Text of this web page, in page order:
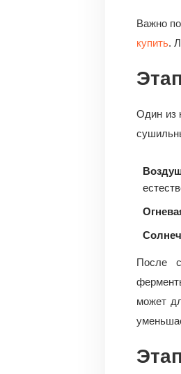
Важно
купить.
Один из
После
может